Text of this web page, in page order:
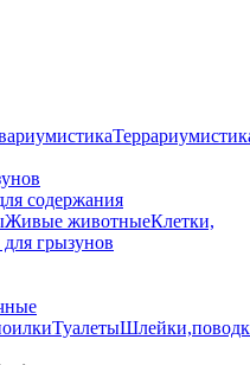
содержания
Живые животныеКлетки,
грызунов
Туалеты